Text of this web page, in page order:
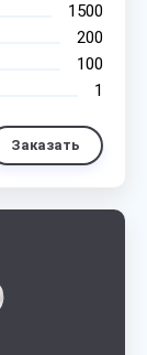
1500
200
100
1
Заказать